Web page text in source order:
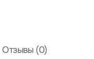
Отзывы (0)